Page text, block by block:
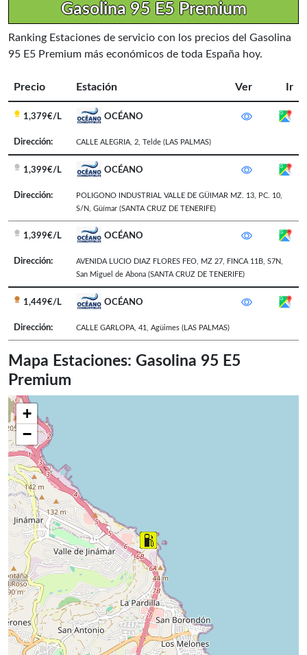
Gasolina 95 E5 Premium
Ranking Estaciones de servicio con los precios del Gasolina
95 E5 Premium más económicos de toda España hoy.
Precio Estación Ver Ir
1,379€/L OCÉANO
Dirección: CALLE ALEGRIA, 2 Telde (LAS PALMAS)
1,399€/L OCÉANO
Dirección:
POLIGONO INDUSTRIAL VALLE DE GÜIMAR MZ. 13, PC. 10,
S/N
Güímar (SANTA CRUZ DE TENERIFE)
1,399€/L OCÉANO
Dirección: AVENIDA LUCIO DIAZ FLORES FEO, MZ 27, FINCA 11B, S7N
San Miguel de Abona (SANTA CRUZ DE TENERIFE)
1,449€/L OCÉANO
Dirección: CALLE GARLOPA, 41 Agüimes (LAS PALMAS)
Mapa Estaciones: Gasolina 95 E5
Premium
+
−